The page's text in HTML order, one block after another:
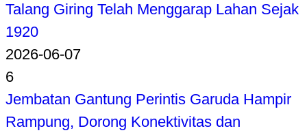
Talang Giring Telah Menggarap Lahan Sejak
1920
2026-06-07
6
Jembatan Gantung Perintis Garuda Hampir
Rampung, Dorong Konektivitas dan